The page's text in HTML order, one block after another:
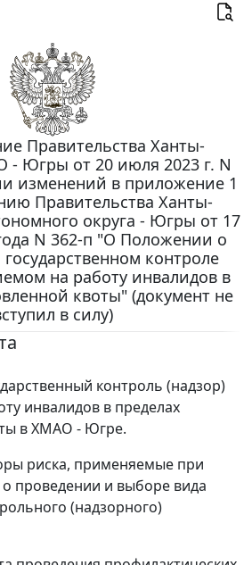
Правительства Ханты-
- Югры от 20 июля 2023 г. N
изменений в приложение 1
Правительства Ханты-
округа - Югры от 17
N 362-п "О Положении о
контроле
на работу инвалидов в
квоты" (документ не
в силу)
контроль (надзор)
инвалидов в пределах
в ХМАО - Югре.
риска, применяемые при
проведении и выборе вида
(надзорного)